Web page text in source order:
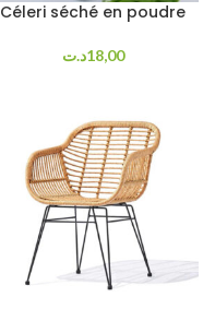
Céleri séché en poudre
18,00د.ت